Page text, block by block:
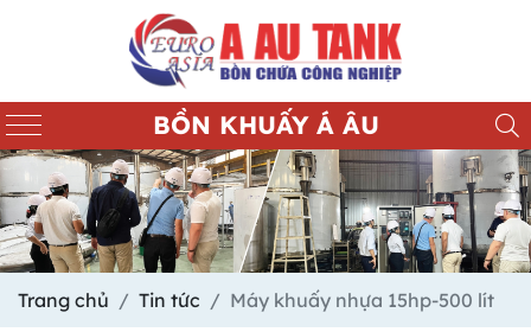
BỒN KHUẤY Á ÂU
Trang chủ Tin tức Máy khuấy nhựa 15hp-500 lít